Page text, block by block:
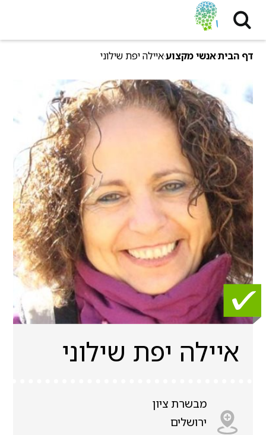
דף הביתאנשי מקצועאיילה יפת שילוני
איילה יפת שילוני
מבשרת ציון
ירושלים